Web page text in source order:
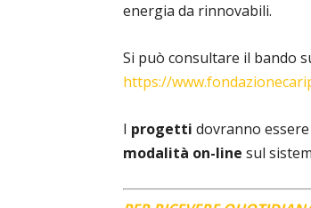
energia da rinnovabili.
Si può consultare il bando
https://
I progetti dovranno essere
modalità on-line sul